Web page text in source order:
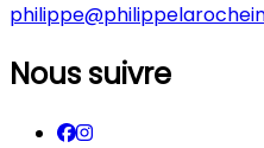
Nous suivre